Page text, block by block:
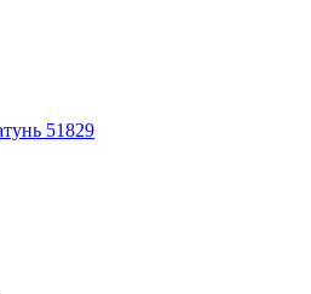
51829